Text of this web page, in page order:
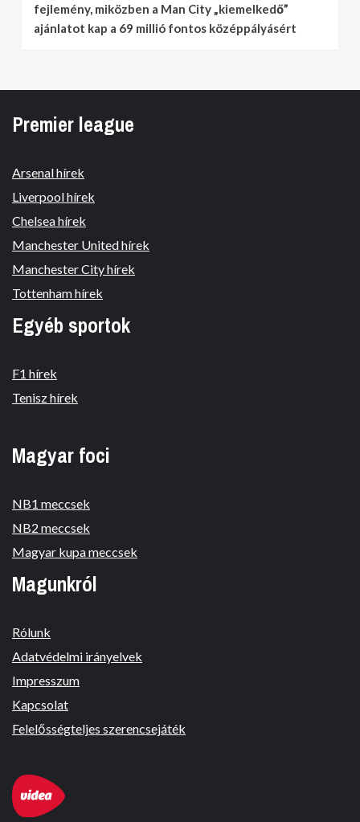
fejlemény, miközben a Man City „kiemelkedő”
ajánlatot kap a 69 millió fontos középpályásért
Premier league
Arsenal hírek
Liverpool hírek
Chelsea hírek
Manchester United hírek
Manchester City hírek
Tottenham hírek
Egyéb sportok
F1 hírek
Tenisz hírek
Magyar foci
NB1 meccsek
NB2 meccsek
Magyar kupa meccsek
Magunkról
Rólunk
Adatvédelmi irányelvek
Impresszum
Kapcsolat
Felelősségteljes szerencsejáték